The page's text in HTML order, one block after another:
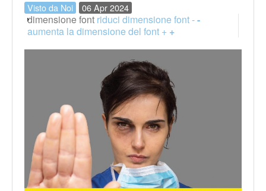
Visto da Noi 06 Apr 2024
dimensione font riduci dimensione font --
aumenta la dimensione del font + +